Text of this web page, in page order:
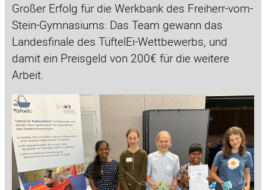
Großer Erfolg für die Werkbank des Freiherr-vom-
Stein-Gymnasiums: Das Team gewann das
Landesfinale des TüftelEi-Wettbewerbs, und
damit ein Preisgeld von 200€ für die weitere
Arbeit.